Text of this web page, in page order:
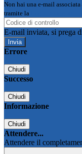
Non hai una e-mail
tramite la
E-mail inviata, si prega
Errore
Chiudi
Successo
Chiudi
Informazione
Chiudi
Attendere...
Attendere il